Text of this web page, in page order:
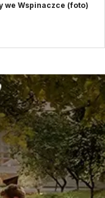
we Wspinaczce (foto)